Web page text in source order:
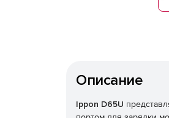
Описание
Ippon D65U